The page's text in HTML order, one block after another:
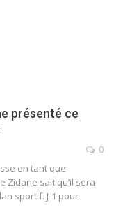
présenté ce
0
en tant que
Zidane sait qu’il sera
sportif. J-1 pour